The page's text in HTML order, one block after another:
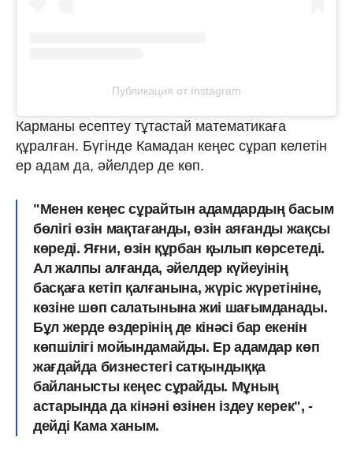
Публикация от Instagram
Карманы есептеу тұтастай математикаға
құралған. Бүгінде Камадан кеңес сұрап келетін
ер адам да, әйелдер де көп.
"Менен кеңес сұрайтын адамдардың басым
бөлігі өзін мақтағанды, өзін аяғанды жақсы
көреді. Яғни, өзін құрбан қылып көрсетеді.
Ал жалпы алғанда, әйелдер күйеуінің
басқаға кетіп қалғанына, жүріс жүретініне,
көзіне шөп салатынына жиі шағымданады.
Бұл жерде өздерінің де кінәсі бар екенін
көпшілігі мойындамайды. Ер адамдар көп
жағдайда бизнестегі сатқындыққа
байланысты кеңес сұрайды. Мұның
астарында да кінәні өзінен іздеу керек", -
дейді Кама ханым.